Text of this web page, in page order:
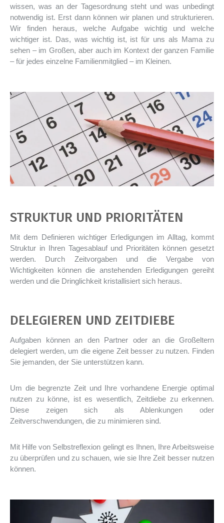
wissen, was an der Tagesordnung steht und was unbedingt
notwendig ist. Erst dann können wir planen und strukturieren.
Wir finden heraus, welche Aufgabe wichtig und welche
wichtiger ist. Das, was wichtig ist, ist für uns als Mama zu
sehen – im Großen, aber auch im Kontext der ganzen Familie
– für jedes einzelne Familienmitglied – im Kleinen.
STRUKTUR UND PRIORITÄTEN
Mit dem Definieren wichtiger Erledigungen im Alltag, kommt
Struktur in Ihren Tagesablauf und Prioritäten können gesetzt
werden. Durch Zeitvorgaben und die Vergabe von
Wichtigkeiten können die anstehenden Erledigungen gereiht
werden und die Dringlichkeit kristallisiert sich heraus.
DELEGIEREN UND ZEITDIEBE
Aufgaben können an den Partner oder an die Großeltern
delegiert werden, um die eigene Zeit besser zu nutzen. Finden
Sie jemanden, der Sie unterstützen kann.
Um die begrenzte Zeit und Ihre vorhandene Energie optimal
nutzen zu könne, ist es wesentlich, Zeitdiebe zu erkennen.
Diese zeigen sich als Ablenkungen oder
Zeitverschwendungen, die zu minimieren sind.
Mit Hilfe von Selbstreflexion gelingt es Ihnen, Ihre Arbeitsweise
zu überprüfen und zu schauen, wie sie Ihre Zeit besser nutzen
können.